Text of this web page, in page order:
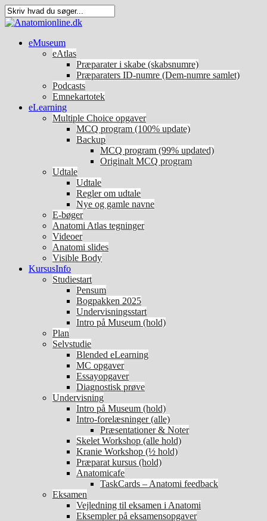
eMuseum
eAtlas
Præparater i skabe (skabsnumre)
Præparaters ID-numre (Dem-numre samlet)
Podcasts
Emnekartotek
eLearning
Multiple Choice opgaver
MCQ program (100% update)
Backup
MCQ program (99% updated)
Originalt MCQ program
Udtale
Udtale
Regler om udtale
Nye og gamle navne
E-bøger
Anatomi Atlas tegninger
Videoer
Anatomi slides
Visible Body
KursusInfo
Studiestart
Pensum
Bogpakken 2025
Undervisningsstart
Intro på Museum (hold)
Plan
Selvstudie
Blended eLearning
MC opgaver
Essayopgaver
Diagnostisk prøve
Undervisning
Intro på Museum (hold)
Intro-forelæsninger (alle)
Præsentationer & Noter
Skelet Workshop (alle hold)
Kranie Workshop (½ hold)
Præparat kursus (hold)
Anatomicafe
TaskCards – Anatomi feedback
Eksamen
Vejledning til eksamen i Anatomi
Eksempler på eksamensopgaver